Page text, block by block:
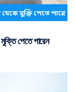
পেতে পারেন